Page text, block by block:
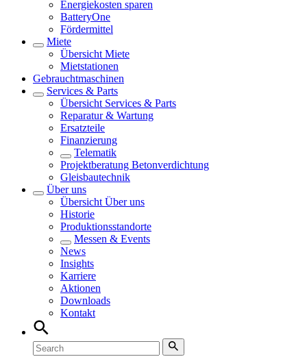
Energiekosten sparen
BatteryOne
Fördermittel
Miete
Übersicht Miete
Mietstationen
Gebrauchtmaschinen
Services & Parts
Übersicht Services & Parts
Reparatur & Wartung
Ersatzteile
Finanzierung
Telematik
Projektberatung Betonverdichtung
Gleisbautechnik
Über uns
Übersicht Über uns
Historie
Produktionsstandorte
Messen & Events
News
Insights
Karriere
Aktionen
Downloads
Kontakt